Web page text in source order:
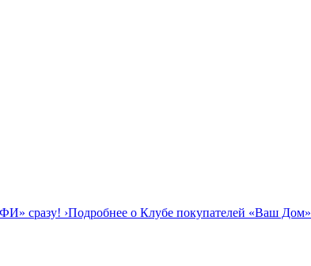
сразу! ›Подробнее о Клубе покупателей «Ваш Дом»